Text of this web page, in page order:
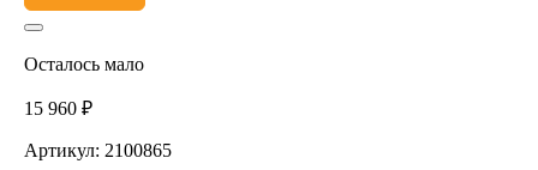
Осталось мало
15 960 ₽
Артикул: 2100865